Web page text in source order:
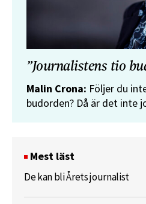
”Journalistens tio
Malin Crona: Följer du
budorden? Då är det inte
Mest läst
De kan bli Årets journalist